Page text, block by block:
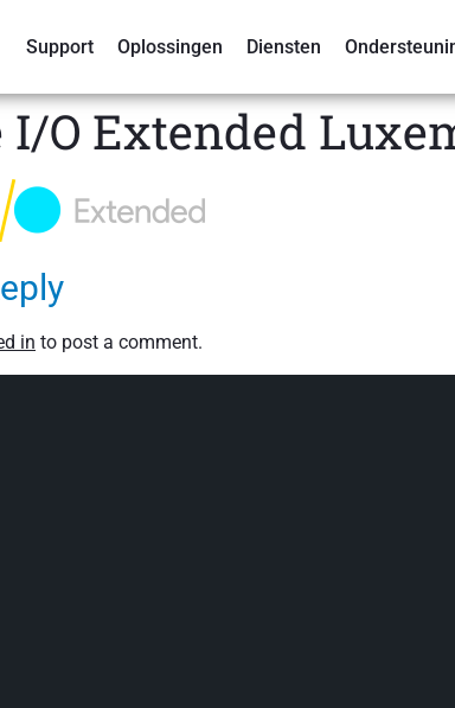
Support Oplossingen Diensten
I/O Extended
in to post a comment.